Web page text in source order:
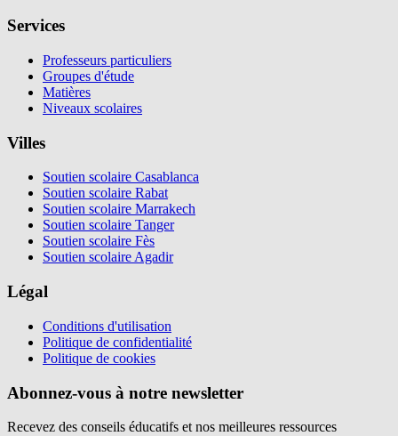
Services
Professeurs particuliers
Groupes d'étude
Matières
Niveaux scolaires
Villes
Soutien scolaire Casablanca
Soutien scolaire Rabat
Soutien scolaire Marrakech
Soutien scolaire Tanger
Soutien scolaire Fès
Soutien scolaire Agadir
Légal
Conditions d'utilisation
Politique de confidentialité
Politique de cookies
Abonnez-vous à notre newsletter
Recevez des conseils éducatifs et nos meilleures ressources